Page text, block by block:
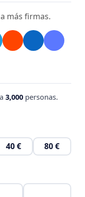
más firmas.
3,000 personas.
40 € 80 €